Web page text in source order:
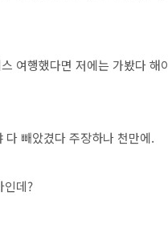
여행했다면 저에는 가봤다 해
빼았겼다 주장하나 천만에.
인데?